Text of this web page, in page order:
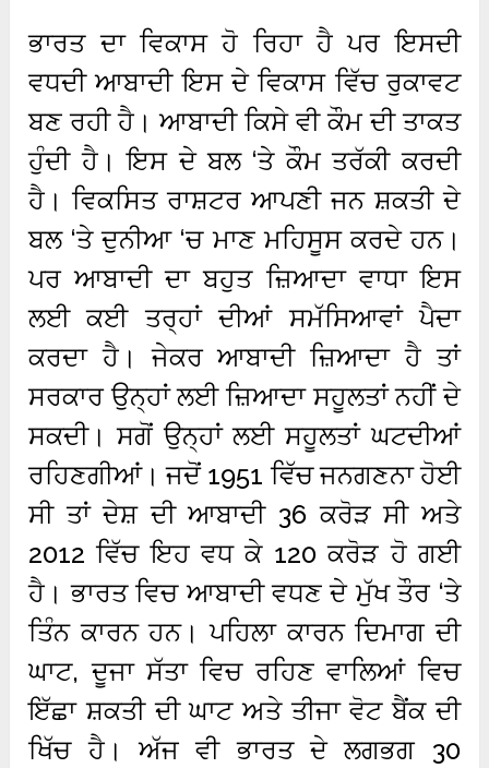
ਭਾਰਤ ਦਾ ਵਿਕਾਸ ਹੋ ਰਿਹਾ ਹੈ ਪਰ ਇਸਦੀ
ਵਧਦੀ ਆਬਾਦੀ ਇਸ ਦੇ ਵਿਕਾਸ ਵਿੱਚ ਰੁਕਾਵਟ
ਬਣ ਰਹੀ ਹੈ। ਆਬਾਦੀ ਕਿਸੇ ਵੀ ਕੌਮ ਦੀ ਤਾਕਤ
ਹੁੰਦੀ ਹੈ। ਇਸ ਦੇ ਬਲ ‘ਤੇ ਕੌਮ ਤਰੱਕੀ ਕਰਦੀ
ਹੈ। ਵਿਕਸਿਤ ਰਾਸ਼ਟਰ ਆਪਣੀ ਜਨ ਸ਼ਕਤੀ ਦੇ
ਬਲ ‘ਤੇ ਦੁਨੀਆ ‘ਚ ਮਾਣ ਮਹਿਸੂਸ ਕਰਦੇ ਹਨ।
ਪਰ ਆਬਾਦੀ ਦਾ ਬਹੁਤ ਜ਼ਿਆਦਾ ਵਾਧਾ ਇਸ
ਲਈ ਕਈ ਤਰ੍ਹਾਂ ਦੀਆਂ ਸਮੱਸਿਆਵਾਂ ਪੈਦਾ
ਕਰਦਾ ਹੈ। ਜੇਕਰ ਆਬਾਦੀ ਜ਼ਿਆਦਾ ਹੈ ਤਾਂ
ਸਰਕਾਰ ਉਨ੍ਹਾਂ ਲਈ ਜ਼ਿਆਦਾ ਸਹੂਲਤਾਂ ਨਹੀਂ ਦੇ
ਸਕਦੀ। ਸਗੋਂ ਉਨ੍ਹਾਂ ਲਈ ਸਹੂਲਤਾਂ ਘਟਦੀਆਂ
ਰਹਿਣਗੀਆਂ। ਜਦੋਂ 1951 ਵਿੱਚ ਜਨਗਣਨਾ ਹੋਈ
ਸੀ ਤਾਂ ਦੇਸ਼ ਦੀ ਆਬਾਦੀ 36 ਕਰੋੜ ਸੀ ਅਤੇ
2012 ਵਿੱਚ ਇਹ ਵਧ ਕੇ 120 ਕਰੋੜ ਹੋ ਗਈ
ਹੈ। ਭਾਰਤ ਵਿਚ ਆਬਾਦੀ ਵਧਣ ਦੇ ਮੁੱਖ ਤੌਰ ‘ਤੇ
ਤਿੰਨ ਕਾਰਨ ਹਨ। ਪਹਿਲਾ ਕਾਰਨ ਦਿਮਾਗ ਦੀ
ਘਾਟ, ਦੂਜਾ ਸੱਤਾ ਵਿਚ ਰਹਿਣ ਵਾਲਿਆਂ ਵਿਚ
ਇੱਛਾ ਸ਼ਕਤੀ ਦੀ ਘਾਟ ਅਤੇ ਤੀਜਾ ਵੋਟ ਬੈਂਕ ਦੀ
ਖਿੱਚ ਹੈ। ਅੱਜ ਵੀ ਭਾਰਤ ਦੇ ਲਗਭਗ 30